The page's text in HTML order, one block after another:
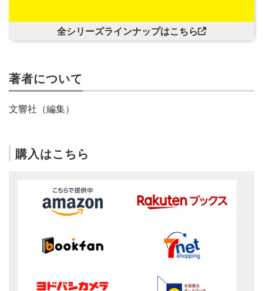
全シリーズラインナップはこちら
著者について
文響社（編集）
購入はこちら